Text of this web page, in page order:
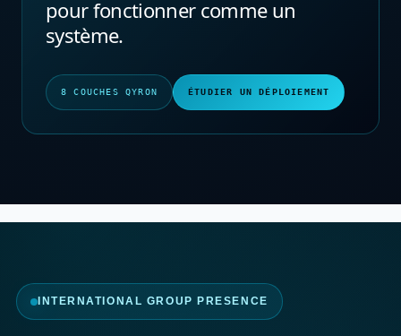
pour fonctionner comme un
système.
8 COUCHES QYRON ÉTUDIER UN DÉPLOIEMENT
INTERNATIONAL GROUP PRESENCE